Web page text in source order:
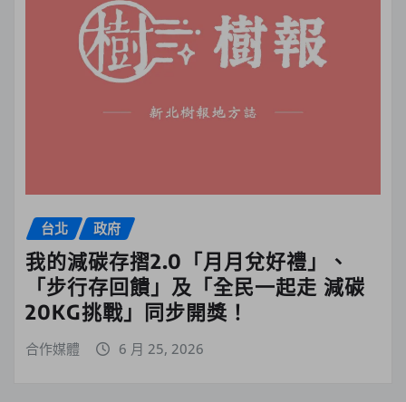
台北 政府
我的減碳存摺2.0「月月兌好禮」、
「步行存回饋」及「全民一起走 減碳
20KG挑戰」同步開獎！
合作媒體 6 月 25, 2026